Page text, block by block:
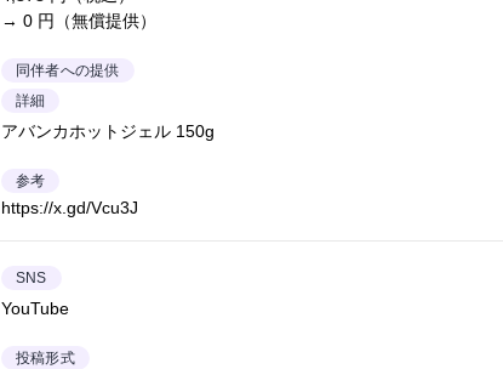
→ 0 円（無償提供）
同伴者への提供
詳細
アバンカホットジェル 150g
参考
https://x.gd/Vcu3J
SNS
YouTube
投稿形式